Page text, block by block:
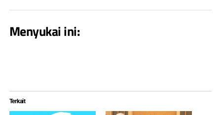
Menyukai ini:
Terkait